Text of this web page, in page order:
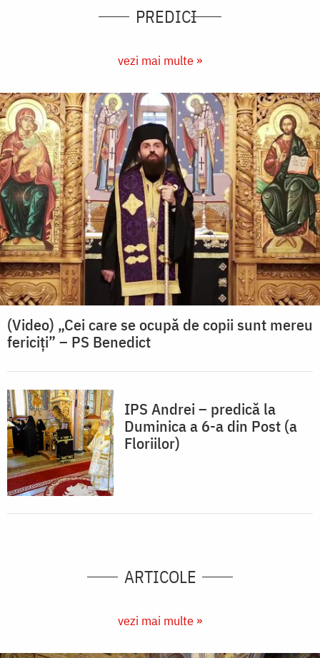
PREDICI
vezi mai multe »
(Video) „Cei care se ocupă de copii sunt mereu
fericiți” – PS Benedict
IPS Andrei – predică la
Duminica a 6-a din Post (a
Floriilor)
ARTICOLE
vezi mai multe »